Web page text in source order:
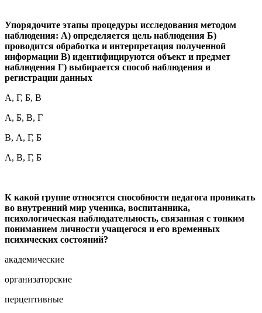
Упорядочите этапы процедуры исследования методом
наблюдения: А) определяется цель наблюдения Б)
проводится обработка и интерпретация полученной
информации В) идентифицируются объект и предмет
наблюдения Г) выбирается способ наблюдения и
регистрации данных
А, Г, Б, В
А, Б, В, Г
В, А, Г, Б
А, В, Г, Б
К какой группе относятся способности педагога проникать
во внутренний мир ученика, воспитанника,
психологическая наблюдательность, связанная с тонким
пониманием личности учащегося и его временных
психических состояний?
академические
организаторские
перцептивные